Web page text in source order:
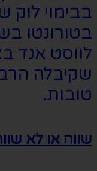
בבימוי לוק
לווסט אנד
שקיבלה
טובות.
שווה או לא